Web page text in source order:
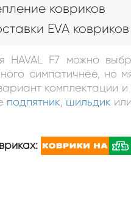
ковриков
EVA ковриков
HAVAL F7 можно
симпатичнее, но
комплектации
подпятник шильдик или